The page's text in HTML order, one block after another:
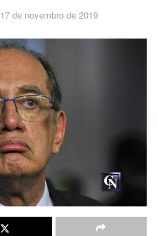
17 de novembro de 2019